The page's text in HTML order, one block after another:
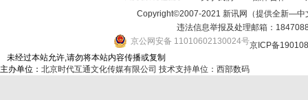
Copyright©2007-2021 新讯网（提供全新—中
违法信息举报及处理邮箱：
京公网安备 11010602130024号京ICP备
未经过本站允许,请勿将本站内容传播或复制
主办单位： 北京时代互通文化传媒有限公司 技术支持单位：西部数码